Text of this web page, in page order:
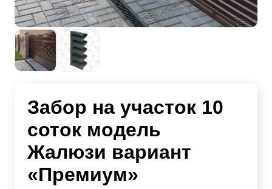
Забор на участок 10
соток модель
Жалюзи вариант
«Премиум»